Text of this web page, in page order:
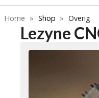
Home » Shop » Overig
Lezyne